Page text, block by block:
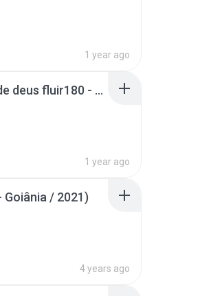
1 year ago
02 - quando o espirito de deus fluir180 - cópia.mp3
1 year ago
Goiânia / 2021)
4 years ago